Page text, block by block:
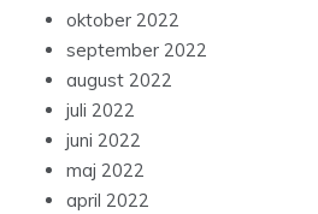
oktober 2022
september 2022
august 2022
juli 2022
juni 2022
maj 2022
april 2022